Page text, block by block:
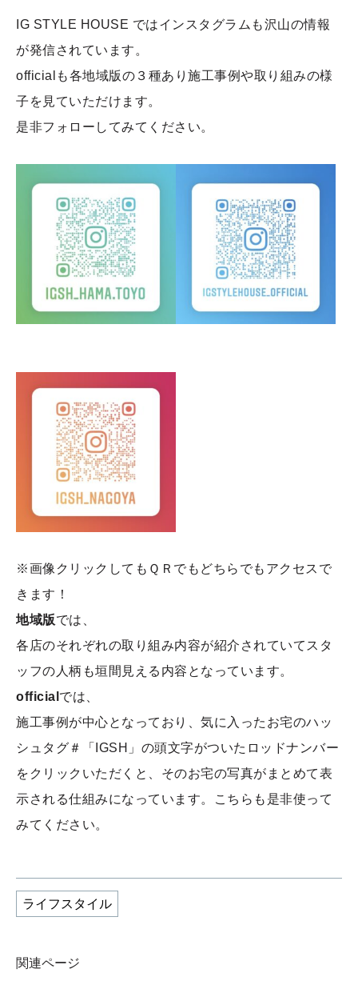
IG STYLE HOUSE ではインスタグラムも沢山の情報
が発信されています。
officialも各地域版の３種あり施工事例や取り組みの様
子を見ていただけます。
是非フォローしてみてください。
※画像クリックしてもＱＲでもどちらでもアクセスで
きます！
地域版では、
各店のそれぞれの取り組み内容が紹介されていてスタ
ッフの人柄も垣間見える内容となっています。
official では、
施工事例が中心となっており、気に入ったお宅のハッ
シュタグ＃「IGSH」の頭文字がついたロッドナンバー
をクリックいただくと、そのお宅の写真がまとめて表
示される仕組みになっています。こちらも是非使って
みてください。
ライフスタイル
関連ページ